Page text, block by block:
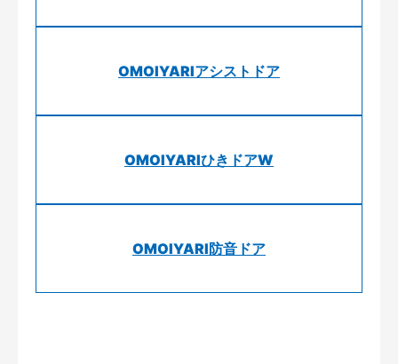
OMOIYARIアシストドア
OMOIYARIひきドアW
OMOIYARI防音ドア